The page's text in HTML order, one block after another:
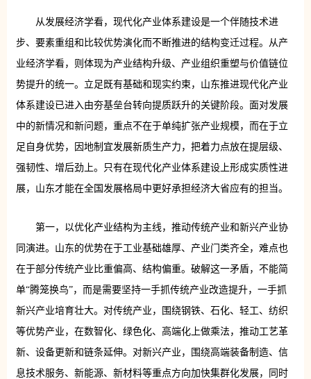
从发展经济学看，现代化产业体系建设是一个伴随技术进
步、要素重组和比较优势演化而不断推进的结构变迁过程。从产
业经济学看，则体现为产业结构升级、产业组织重塑与价值链位
势提升的统一。立足既有基础和现实约束，山东推进现代化产业
体系建设已进入由夯基垒台转向提质跃升的关键阶段。面对发展
中的新情况和新问题，重点不在于单纯扩张产业规模，而在于立
足自身优势，因地制宜发展新质生产力，把着力点放在提层级、
强韧性、增后劲上。只有在现代化产业体系建设上形成实质性进
展，山东才能在全国发展格局中更好承担经济大省应有的担当。
第一，以优化产业结构为主线，推动传统产业和新兴产业协
同演进。山东的优势在于工业基础雄厚、产业门类齐全，难点也
在于部分传统产业比重偏高、结构偏重。破解这一矛盾，不能简
单“腾笼换鸟”，而是需要坚持一手抓传统产业改造提升，一手抓
新兴产业培育壮大。对传统产业，围绕钢铁、石化、轻工、纺织
等优势产业，在数智化、绿色化、高端化上做乘法，推动工艺革
新、设备更新和链条延伸。对新兴产业，围绕高端装备制造、信
息技术服务、新能源、新材料等重点方向加快集群化发展，同时